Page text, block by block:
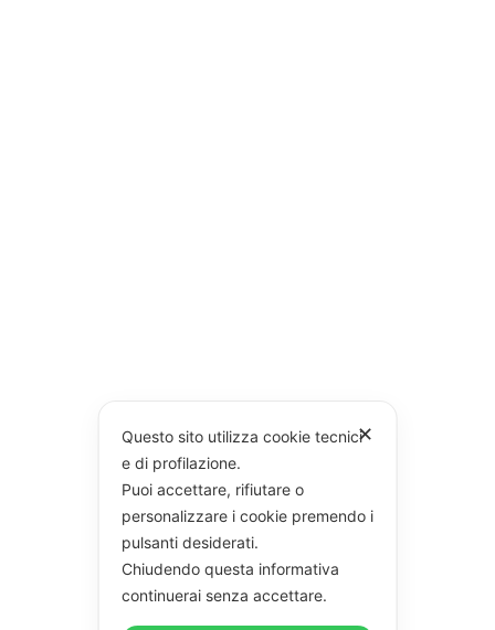
✕
Questo sito utilizza cookie tecnici
e di profilazione.
Puoi accettare, rifiutare o
personalizzare i cookie premendo i
pulsanti desiderati.
Chiudendo questa informativa
continuerai senza accettare.